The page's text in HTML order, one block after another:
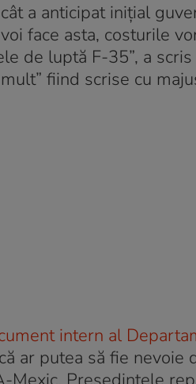
a anticipat iniţial
face asta, costurile
de luptă F-35”, a scris
fiind scrise cu
intern al
ar putea să fie nevoie